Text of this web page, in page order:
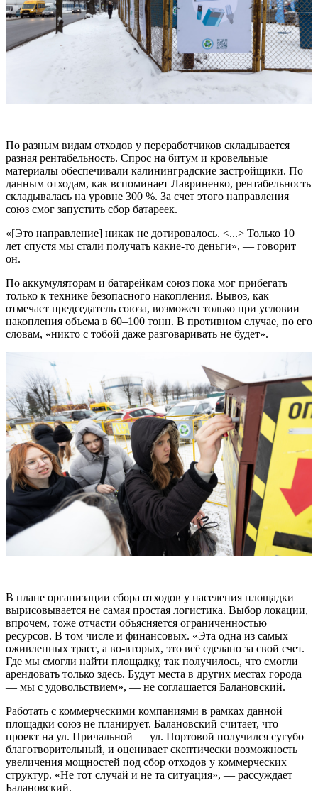
По разным видам отходов у переработчиков складывается
разная рентабельность. Спрос на битум и кровельные
материалы обеспечивали калининградские застройщики. По
данным отходам, как вспоминает Лавриненко, рентабельность
складывалась на уровне 300 %. За счет этого направления
союз смог запустить сбор батареек.
«[Это направление] никак не дотировалось. <...> Только 10
лет спустя мы стали получать какие-то деньги», — говорит
он.
По аккумуляторам и батарейкам союз пока мог прибегать
только к технике безопасного накопления. Вывоз, как
отмечает председатель союза, возможен только при условии
накопления объема в 60–100 тонн. В противном случае, по его
словам, «никто с тобой даже разговаривать не будет».
В плане организации сбора отходов у населения площадки
вырисовывается не самая простая логистика. Выбор локации,
впрочем, тоже отчасти объясняется ограниченностью
ресурсов. В том числе и финансовых. «Эта одна из самых
оживленных трасс, а во-вторых, это всё сделано за свой счет.
Где мы смогли найти площадку, так получилось, что смогли
арендовать только здесь. Будут места в других местах города
— мы с удовольствием», — не соглашается Балановский.
Работать с коммерческими компаниями в рамках данной
площадки союз не планирует. Балановский считает, что
проект на ул. Причальной — ул. Портовой получился сугубо
благотворительный, и оценивает скептически возможность
увеличения мощностей под сбор отходов у коммерческих
структур. «Не тот случай и не та ситуация», — рассуждает
Балановский.